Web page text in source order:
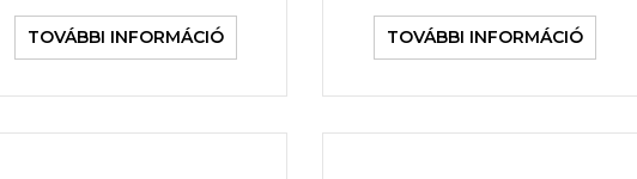
TOVÁBBI INFORMÁCIÓ TOVÁBBI INFORMÁCIÓ